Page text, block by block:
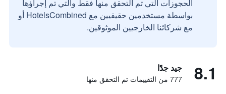
الحجوزات التي تم التحقق منها فقط والتي تم إجراؤها
بواسطة مستخدمين حقيقيين مع HotelsCombined أو
مع شركائنا الخارجيين الموثوقين.
8.1 جيد جدًا
777 من التقييمات تم التحقق منها